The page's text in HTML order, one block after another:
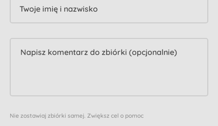
Twoje imię i nazwisko
Nie zostawiaj zbiórki samej. Zwiększ cel o pomoc